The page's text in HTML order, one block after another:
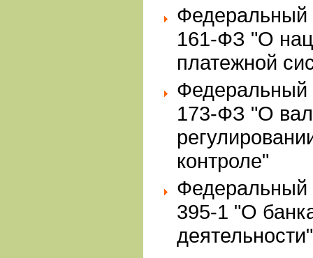
Федеральный
161-ФЗ "О
платежной
Федеральный
173-ФЗ "О
контроле"
Федеральный
395-1 "О
деятельности"